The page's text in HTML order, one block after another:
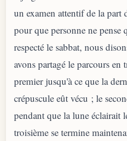
un examen attentif de la part
pour que personne ne pense
respecté le sabbat, nous
avons partagé le parcours en
premier jusqu'à ce que la
crépuscule eût vécu ; le
pendant que la lune éclairait
troisième se termine